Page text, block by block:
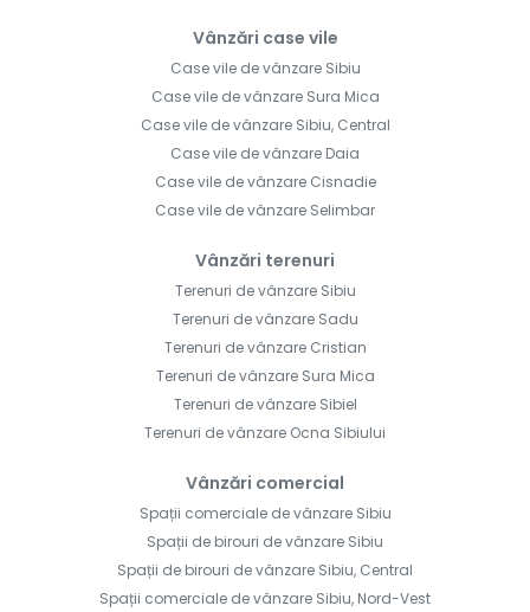
Vânzări case vile
Case vile de vânzare Sibiu
Case vile de vânzare Sura Mica
Case vile de vânzare Sibiu, Central
Case vile de vânzare Daia
Case vile de vânzare Cisnadie
Case vile de vânzare Selimbar
Vânzări terenuri
Terenuri de vânzare Sibiu
Terenuri de vânzare Sadu
Terenuri de vânzare Cristian
Terenuri de vânzare Sura Mica
Terenuri de vânzare Sibiel
Terenuri de vânzare Ocna Sibiului
Vânzări comercial
Spații comerciale de vânzare Sibiu
Spații de birouri de vânzare Sibiu
Spații de birouri de vânzare Sibiu, Central
Spații comerciale de vânzare Sibiu, Nord-Vest